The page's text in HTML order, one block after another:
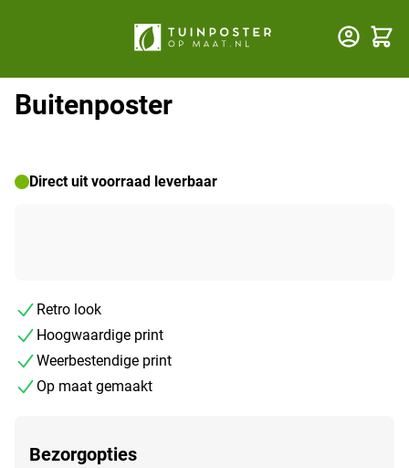
Buitenposter
Direct uit voorraad leverbaar
Retro look
Hoogwaardige print
Weerbestendige print
Op maat gemaakt
Bezorgopties